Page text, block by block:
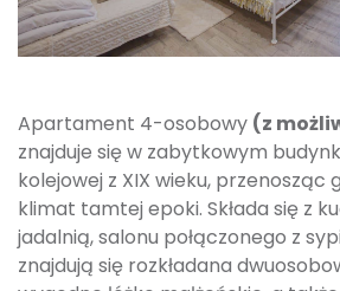
Apartament 4-osobowy (z
znajduje się w zabytkowym
kolejowej z XIX wieku, przenosząc
klimat tamtej epoki. Składa się z
jadalnią, salonu połączonego z
znajdują się rozkładana